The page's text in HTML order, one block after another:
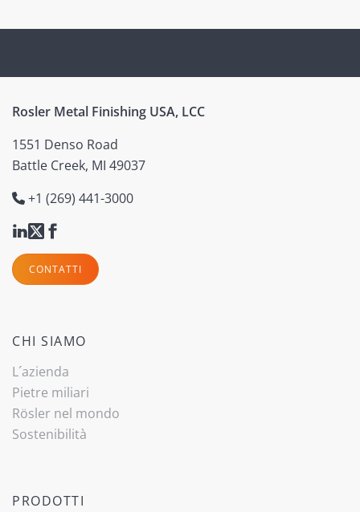
Rosler Metal Finishing USA, LCC
1551 Denso Road
Battle Creek, MI 49037
+1 (269) 441-3000
CONTATTI
CHI SIAMO
L´azienda
Pietre miliari
Rösler nel mondo
Sostenibilità
PRODOTTI